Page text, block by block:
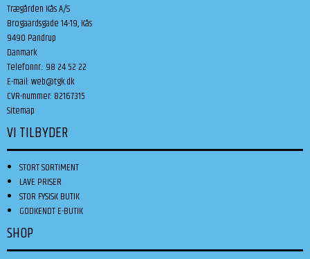
Trægården Kås A/S
Brogaardsgade 14-19, Kås
9490 Pandrup
Danmark
Telefonnr.: 98 24 52 22
E-mail:web@tgk.dk
CVR-nummer: 82167315
Sitemap
VI TILBYDER
STORT SORTIMENT
LAVE PRISER
STOR FYSISK BUTIK
GODKENDT E-BUTIK
SHOP